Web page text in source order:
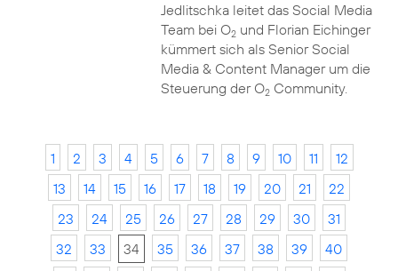
Jedlitschka leitet das Social Media
Team bei O2und Florian Eichinger
kümmert sich als Senior Social
Media & Content Manager um die
Steuerung der O2Community.
1 2 3 4 5 6 7 8 9 10 11
12
13
14 15 16 17 18 19 20 21
22
23
24 25 26 27 28 29 30
31
32
33 34 35 36 37 38 39
40